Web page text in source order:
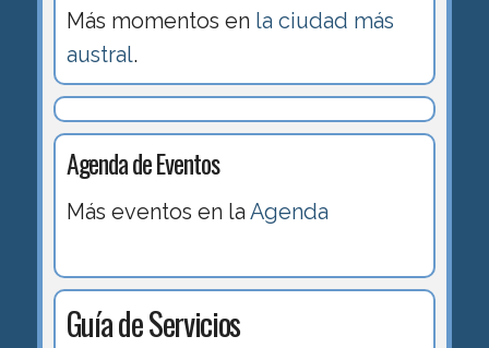
Más momentos en la ciudad más
austral.
Agenda de Eventos
Más eventos en la Agenda
Guía de Servicios